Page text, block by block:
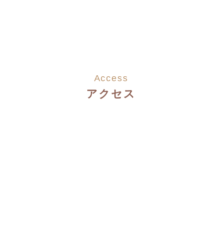
Access
アクセス